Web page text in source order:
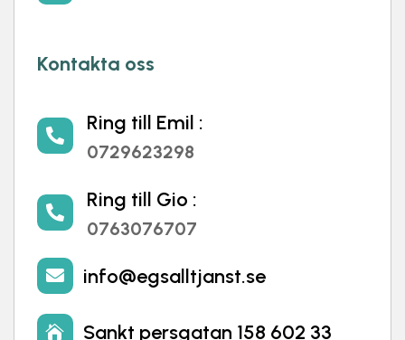
Kontakta oss

Ring till Emil :
0729623298

Ring till Gio :
0763076707
 info@egsalltjanst.se

Sankt persgatan 158 602 33